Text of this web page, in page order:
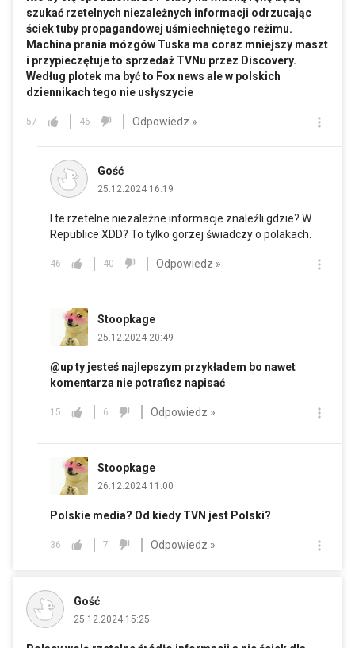
szukać rzetelnych niezależnych informacji odrzucając
ściek tuby propagandowej uśmiechniętego reżimu.
Machina prania mózgów Tuska ma coraz mniejszy maszt
i przypieczętuje to sprzedaż TVNu przez Discovery.
Według plotek ma być to Fox news ale w polskich
dziennikach tego nie usłyszycie
57 46 Odpowiedz »
Gość
25.12.2024 16:19
I te rzetelne niezależne informacje znaleźli gdzie? W
Republice XDD? To tylko gorzej świadczy o polakach.
46 40 Odpowiedz »
Stoopkage
25.12.2024 20:49
@up ty jesteś najlepszym przykładem bo nawet
komentarza nie potrafisz napisać
15 6 Odpowiedz »
Stoopkage
26.12.2024 11:00
Polskie media? Od kiedy TVN jest Polski?
36 7 Odpowiedz »
Gość
25.12.2024 15:25